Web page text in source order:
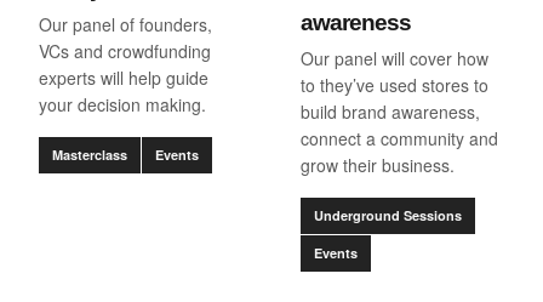
Our panel of founders,
VCs and crowdfunding
experts will help guide
your decision making.
Masterclass Events
awareness
Our panel will cover how
to they’ve used stores to
build brand awareness,
connect a community and
grow their business.
Underground Sessions
Events